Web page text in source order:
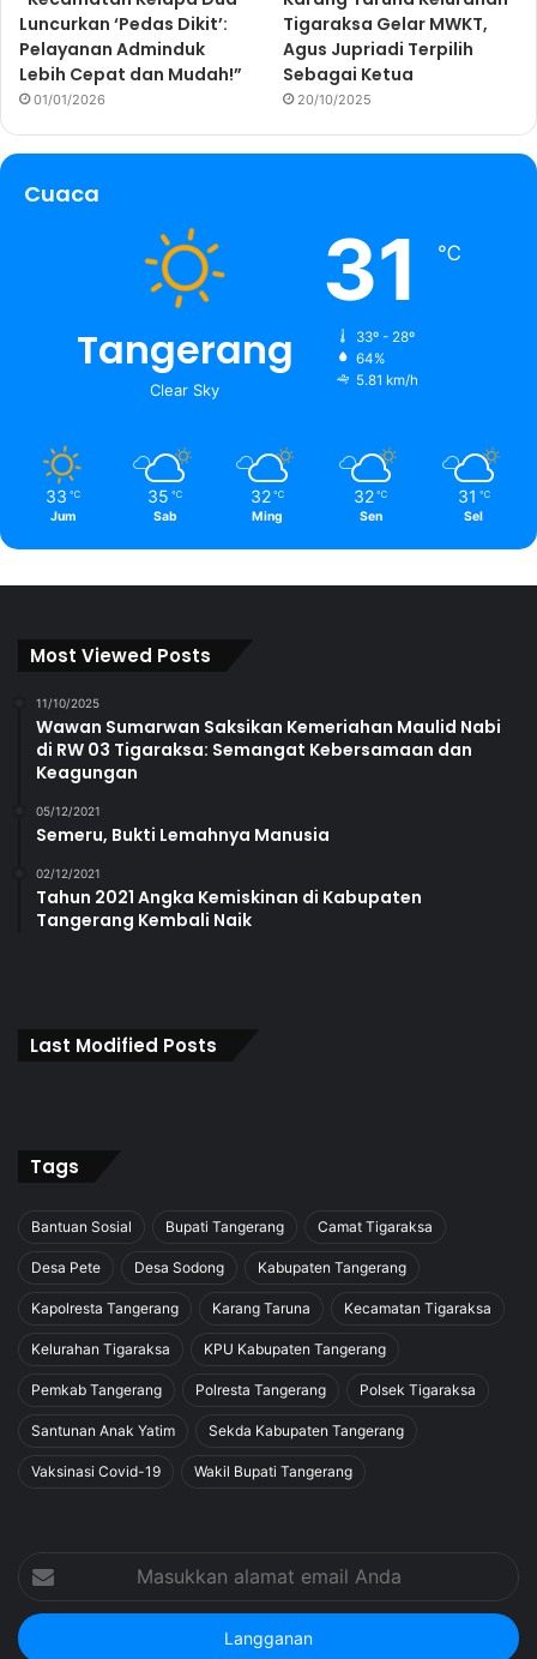
Luncurkan ‘Pedas Dikit’:
Pelayanan Adminduk
Lebih Cepat dan Mudah!”
01/01/2026
Tigaraksa Gelar MWKT,
Agus Jupriadi Terpilih
Sebagai Ketua
20/10/2025
Cuaca
Tangerang
Clear Sky
31 ℃
33º - 28º
64%
5.81 km/h
33 ℃
Jum
35 ℃
Sab
32 ℃
Ming
32 ℃
Sen
31 ℃
Sel
Most Viewed Posts
11/10/2025
Wawan Sumarwan Saksikan Kemeriahan Maulid Nabi
di RW 03 Tigaraksa: Semangat Kebersamaan dan
Keagungan
05/12/2021
Semeru, Bukti Lemahnya Manusia
02/12/2021
Tahun 2021 Angka Kemiskinan di Kabupaten
Tangerang Kembali Naik
Last Modified Posts
Tags
Bantuan Sosial Bupati Tangerang Camat Tigaraksa
Desa Pete Desa Sodong Kabupaten Tangerang
Kapolresta Tangerang Karang Taruna Kecamatan Tigaraksa
Kelurahan Tigaraksa KPU Kabupaten Tangerang
Pemkab Tangerang Polresta Tangerang Polsek Tigaraksa
Santunan Anak Yatim Sekda Kabupaten Tangerang
Vaksinasi Covid-19 Wakil Bupati Tangerang
alamat
email
Anda